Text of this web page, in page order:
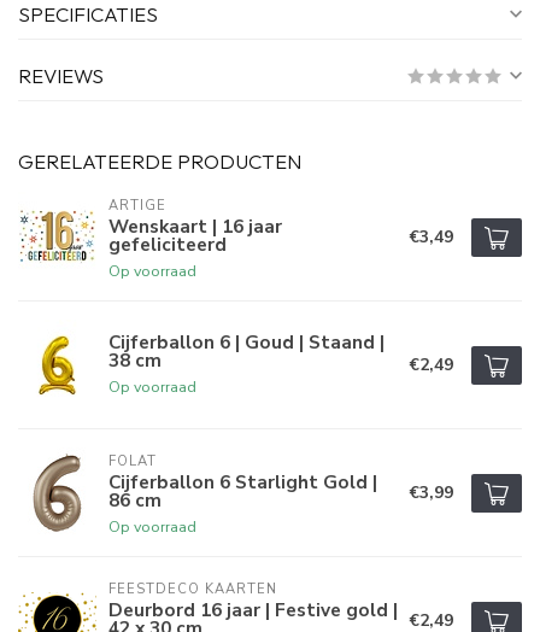
SPECIFICATIES
REVIEWS
GERELATEERDE PRODUCTEN
ARTIGE
Wenskaart | 16 jaar
gefeliciteerd
Op voorraad
€3,49
Cijferballon 6 | Goud | Staand |
38 cm
Op voorraad
€2,49
FOLAT
Cijferballon 6 Starlight Gold |
86 cm
Op voorraad
€3,99
FEESTDECO KAARTEN
Deurbord 16 jaar | Festive gold | €2,49